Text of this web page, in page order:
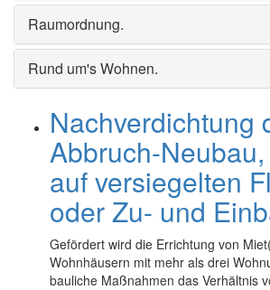
Raumordnung.
Rund um's Wohnen.
Nachverdichtung
Abbruch-
auf versiegelten
oder Zu- und
Gefördert wird die Errichtung von
Wohnhäusern mit mehr als drei
bauliche Maßnahmen das Verhältnis